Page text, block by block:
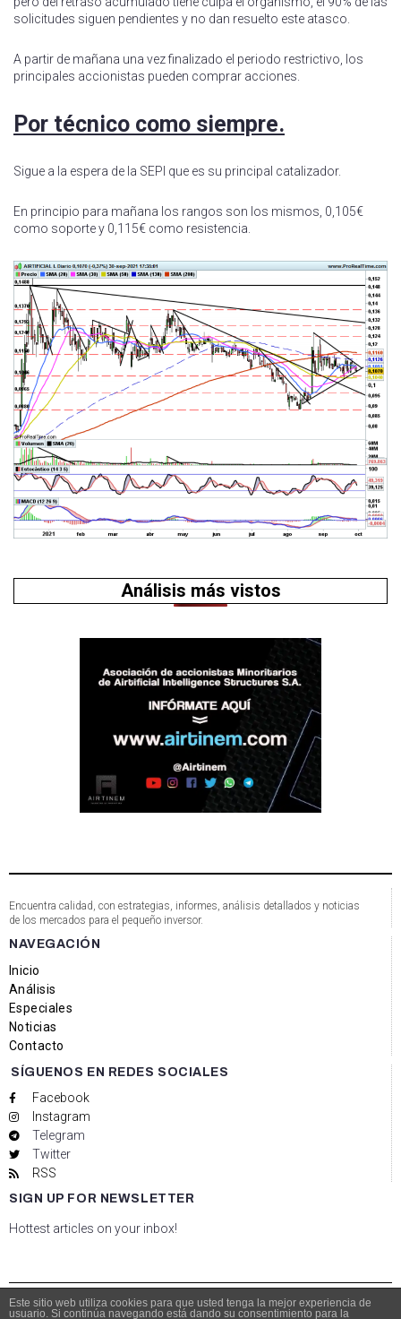
solicitudes siguen pendientes y no dan resuelto este atasco.
A partir de mañana una vez finalizado el periodo restrictivo, los
principales accionistas pueden comprar acciones.
Por técnico como siempre.
Sigue a la espera de la SEPI que es su principal catalizador.
En principio para mañana los rangos son los mismos, 0,105€
como soporte y 0,115€ como resistencia.
Análisis más vistos
Encuentra calidad, con estrategias, informes, análisis detallados y noticias
de los mercados para el pequeño inversor.
NAVEGACIÓN
Inicio
Análisis
Especiales
Noticias
Contacto
SÍGUENOS EN REDES SOCIALES
Facebook
Instagram
Telegram
Twitter
RSS
SIGN UP FOR NEWSLETTER
Hottest articles on your inbox!
Este sitio web utiliza cookies para que usted tenga la mejor experiencia de
usuario. Si continúa navegando está dando su consentimiento para la